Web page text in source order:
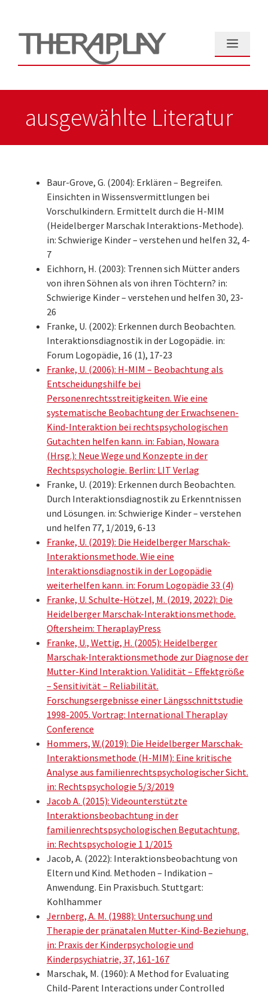
springen
Menü
ausgewählte Literatur
Baur-Grove, G. (2004): Erklären – Begreifen.
Einsichten in Wissensvermittlungen bei
Vorschulkindern. Ermittelt durch die H-MIM
(Heidelberger Marschak Interaktions-Methode).
in: Schwierige Kinder – verstehen und helfen 32, 4-
7
Eichhorn, H. (2003): Trennen sich Mütter anders
von ihren Söhnen als von ihren Töchtern? in:
Schwierige Kinder – verstehen und helfen 30, 23-
26
Franke, U. (2002): Erkennen durch Beobachten.
Interaktionsdiagnostik in der Logopädie. in:
Forum Logopädie, 16 (1), 17-23
Franke, U. (2006): H-MIM – Beobachtung als
Entscheidungshilfe bei
Personenrechtsstreitigkeiten. Wie eine
systematische Beobachtung der Erwachsenen-
Kind-Interaktion bei rechtspsychologischen
Gutachten helfen kann. in: Fabian, Nowara
(Hrsg.): Neue Wege und Konzepte in der
Rechtspsychologie. Berlin: LIT Verlag
Franke, U. (2019): Erkennen durch Beobachten.
Durch Interaktionsdiagnostik zu Erkenntnissen
und Lösungen. in: Schwierige Kinder – verstehen
und helfen 77, 1/2019, 6-13
Franke, U. (2019): Die Heidelberger Marschak-
Interaktionsmethode. Wie eine
Interaktionsdiagnostik in der Logopädie
weiterhelfen kann. in: Forum Logopädie 33 (4)
Franke, U. Schulte-Hötzel, M. (2019, 2022): Die
Heidelberger Marschak-Interaktionsmethode.
Oftersheim: TheraplayPress
Franke, U., Wettig, H. (2005): Heidelberger
Marschak-Interaktionsmethode zur Diagnose der
Mutter-Kind Interaktion. Validität – Effektgröße
– Sensitivität – Reliabilität.
Forschungsergebnisse einer Längsschnittstudie
1998-2005. Vortrag: International Theraplay
Conference
Hommers, W.(2019): Die Heidelberger Marschak-
Interaktionsmethode (H-MIM): Eine kritische
Analyse aus familienrechtspsychologischer Sicht.
in: Rechtspsychologie 5/3/2019
Jacob A. (2015): Videounterstützte
Interaktionsbeobachtung in der
familienrechtspsychologischen Begutachtung.
in: Rechtspsychologie 1 1/2015
Jacob, A. (2022): Interaktionsbeobachtung von
Eltern und Kind. Methoden – Indikation –
Anwendung. Ein Praxisbuch. Stuttgart:
Kohlhammer
Jernberg, A. M. (1988): Untersuchung und
Therapie der pränatalen Mutter-Kind-Beziehung.
in: Praxis der Kinderpsychologie und
Kinderpsychiatrie, 37, 161-167
Marschak, M. (1960): A Method for Evaluating
Child-Parent Interactions under Controlled